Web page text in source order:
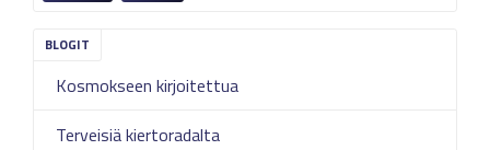
Kosmokseen kirjoitettua
Terveisiä kiertoradalta